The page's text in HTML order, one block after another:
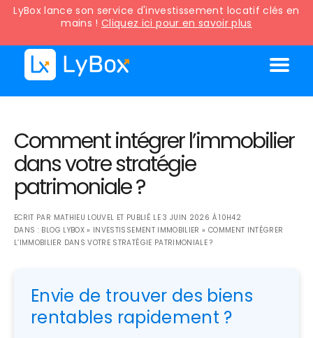
LyBox lance son service d'investissement locatif clés en
mains ! Cliquez ici pour en savoir plus
Comment intégrer l’immobilier
dans votre stratégie
patrimoniale ?
ECRIT PAR MATHIEU LOUVEL ET PUBLIÉ LE3 JUIN 2026 À 10H42
DANS : BLOG LYBOX» INVESTISSEMENT IMMOBILIER » COMMENT INTÉGRER
L’IMMOBILIER DANS VOTRE STRATÉGIE PATRIMONIALE ?
Envie de trouver des biens
rentables rapidement ?